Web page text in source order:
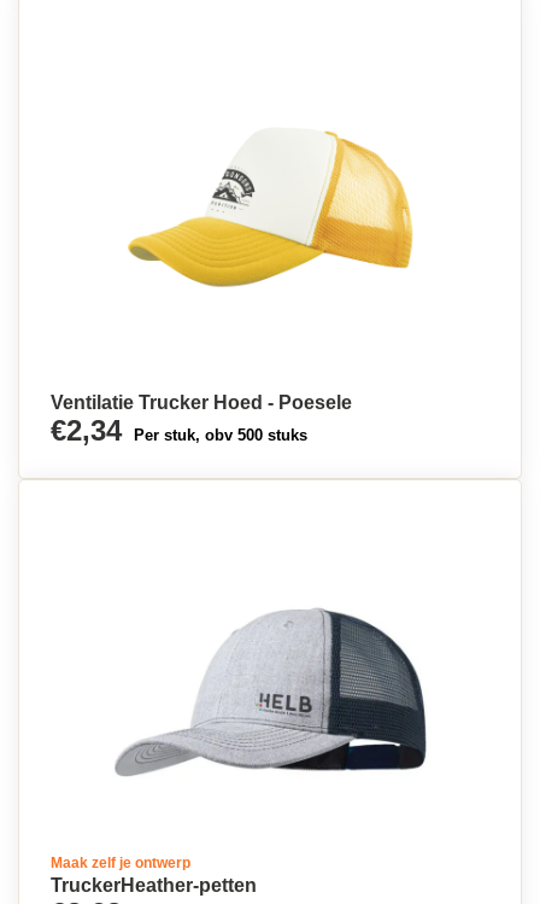
Ventilatie Trucker Hoed - Poesele
€2,34 Per stuk, obv 500 stuks
Maak zelf je ontwerp
TruckerHeather-petten